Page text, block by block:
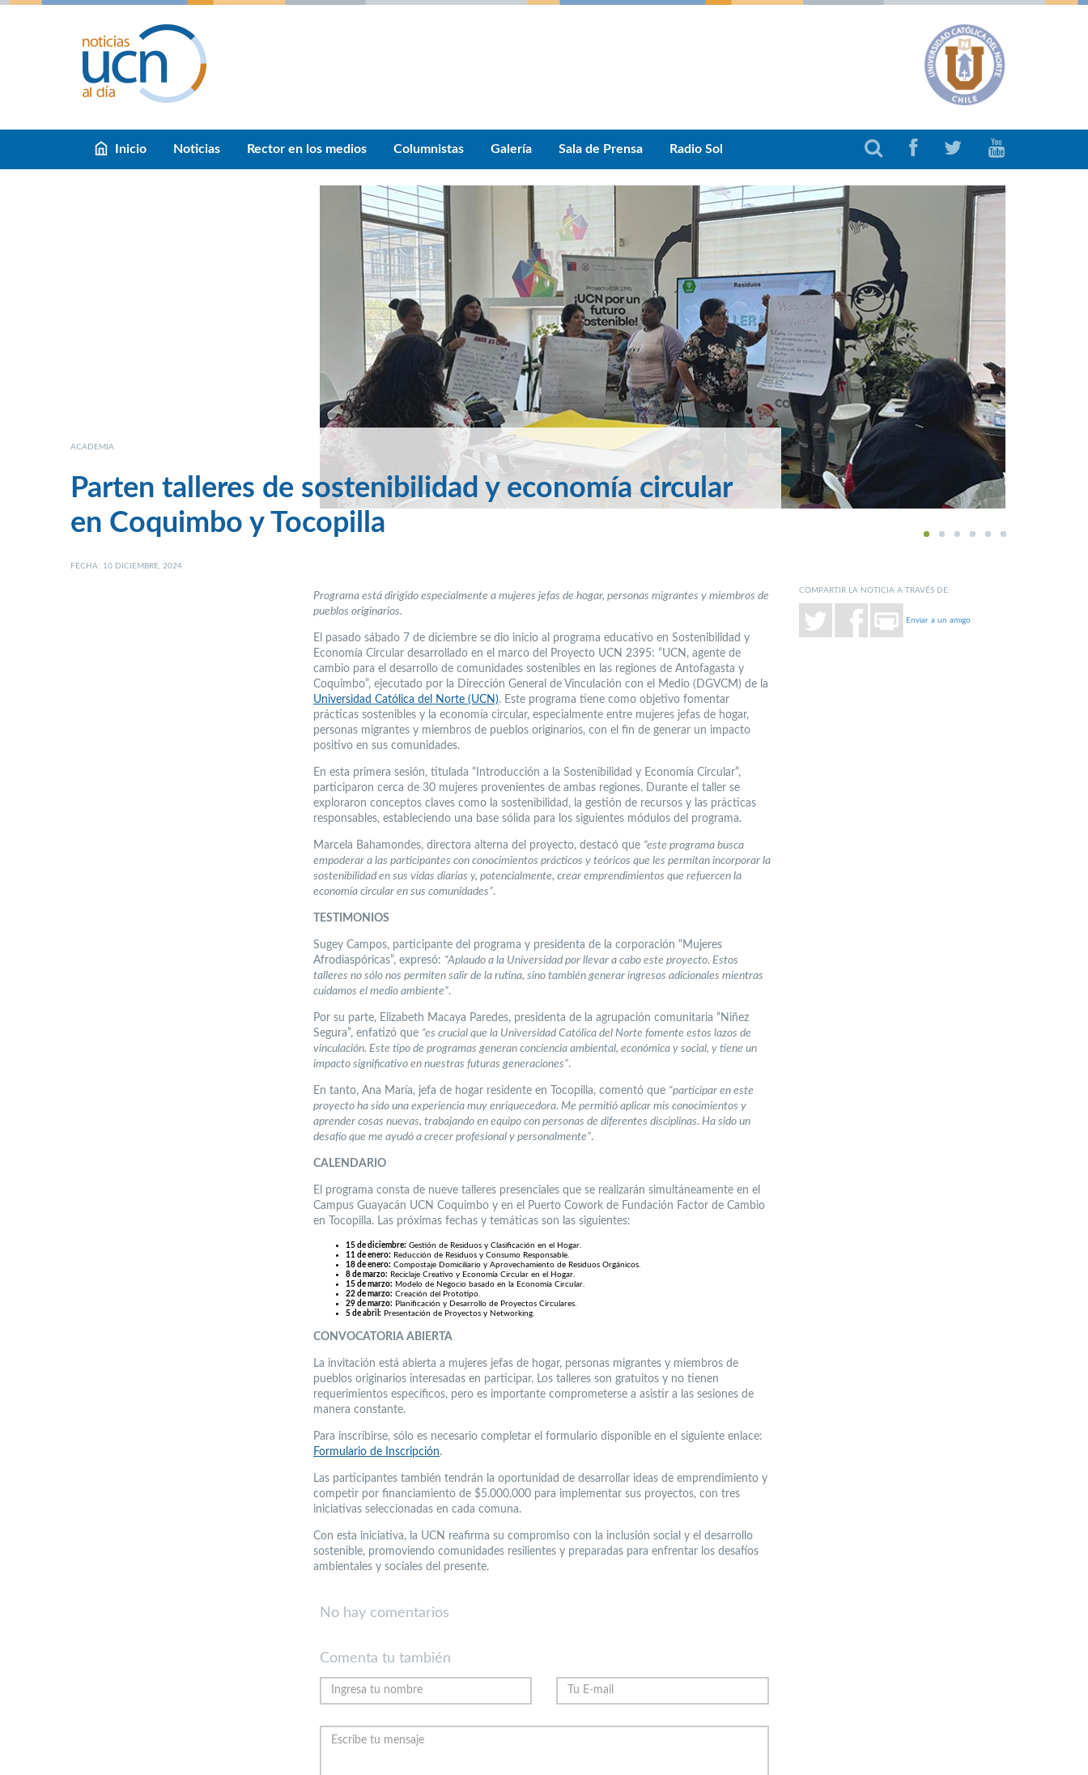
Inicio Noticias Rector en los medios Columnistas Galería Sala de Prensa Radio Sol
1 2 3 4 5 6
ACADEMIA
Parten talleres de sostenibilidad y economía circular
en Coquimbo y Tocopilla
FECHA: 10 DICIEMBRE, 2024
Programa está dirigido especialmente a mujeres jefas de hogar, personas migrantes y miembros de
pueblos originarios.
El pasado sábado 7 de diciembre se dio inicio al programa educativo en Sostenibilidad y
Economía Circular desarrollado en el marco del Proyecto UCN 2395: “UCN, agente de
cambio para el desarrollo de comunidades sostenibles en las regiones de Antofagasta y
Coquimbo”, ejecutado por la Dirección General de Vinculación con el Medio (DGVCM) de la
Universidad Católica del Norte (UCN). Este programa tiene como objetivo fomentar
prácticas sostenibles y la economía circular, especialmente entre mujeres jefas de hogar,
personas migrantes y miembros de pueblos originarios, con el fin de generar un impacto
positivo en sus comunidades.
En esta primera sesión, titulada “Introducción a la Sostenibilidad y Economía Circular”,
participaron cerca de 30 mujeres provenientes de ambas regiones. Durante el taller se
exploraron conceptos claves como la sostenibilidad, la gestión de recursos y las prácticas
responsables, estableciendo una base sólida para los siguientes módulos del programa.
Marcela Bahamondes, directora alterna del proyecto, destacó que “este programa busca
empoderar a las participantes con conocimientos prácticos y teóricos que les permitan incorporar la
sostenibilidad en sus vidas diarias y, potencialmente, crear emprendimientos que refuercen la
economía circular en sus comunidades”.
TESTIMONIOS
Sugey Campos, participante del programa y presidenta de la corporación “Mujeres
Afrodiaspóricas”, expresó: “Aplaudo a la Universidad por llevar a cabo este proyecto. Estos
talleres no sólo nos permiten salir de la rutina, sino también generar ingresos adicionales mientras
cuidamos el medio ambiente”.
Por su parte, Elizabeth Macaya Paredes, presidenta de la agrupación comunitaria “Niñez
Segura”, enfatizó que “es crucial que la Universidad Católica del Norte fomente estos lazos de
vinculación. Este tipo de programas generan conciencia ambiental, económica y social, y tiene un
impacto significativo en nuestras futuras generaciones”.
En tanto, Ana María, jefa de hogar residente en Tocopilla, comentó que “participar en este
proyecto ha sido una experiencia muy enriquecedora. Me permitió aplicar mis conocimientos y
aprender cosas nuevas, trabajando en equipo con personas de diferentes disciplinas. Ha sido un
desafío que me ayudó a crecer profesional y personalmente”.
CALENDARIO
El programa consta de nueve talleres presenciales que se realizarán simultáneamente en el
Campus Guayacán UCN Coquimbo y en el Puerto Cowork de Fundación Factor de Cambio
en Tocopilla. Las próximas fechas y temáticas son las siguientes:
15 de diciembre: Gestión de Residuos y Clasificación en el Hogar.
11 de enero: Reducción de Residuos y Consumo Responsable.
18 de enero: Compostaje Domiciliario y Aprovechamiento de Residuos Orgánicos.
8 de marzo: Reciclaje Creativo y Economía Circular en el Hogar.
15 de marzo: Modelo de Negocio basado en la Economía Circular.
22 de marzo: Creación del Prototipo.
29 de marzo: Planificación y Desarrollo de Proyectos Circulares.
5 de abril: Presentación de Proyectos y Networking.
CONVOCATORIA ABIERTA
La invitación está abierta a mujeres jefas de hogar, personas migrantes y miembros de
pueblos originarios interesadas en participar. Los talleres son gratuitos y no tienen
requerimientos específicos, pero es importante comprometerse a asistir a las sesiones de
manera constante.
Para inscribirse, sólo es necesario completar el formulario disponible en el siguiente enlace:
Formulario de Inscripción.
Las participantes también tendrán la oportunidad de desarrollar ideas de emprendimiento y
competir por financiamiento de $5.000.000 para implementar sus proyectos, con tres
iniciativas seleccionadas en cada comuna.
Con esta iniciativa, la UCN reafirma su compromiso con la inclusión social y el desarrollo
sostenible, promoviendo comunidades resilientes y preparadas para enfrentar los desafíos
ambientales y sociales del presente.
COMPARTIR LA NOTICIA A TRAVÉS DE:
Enviar a un amigo
No hay comentarios
Comenta tu también